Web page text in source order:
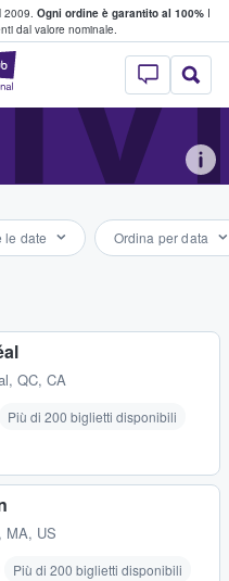
2009. Ogni ordine è garantito al 100%I
dal valore nominale.
StubHub - Dove
biglietti
le date Ordina per data
QC, CA
Più di 200 biglietti disponibili
MA, US
Più di 200 biglietti disponibili